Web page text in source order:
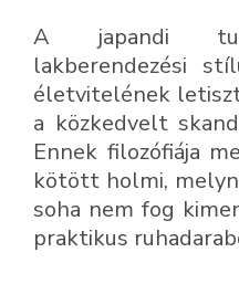
A japandi
lakberendezési
életvitelének
a közkedvelt
Ennek filozófiája
kötött holmi,
soha nem fog
praktikus